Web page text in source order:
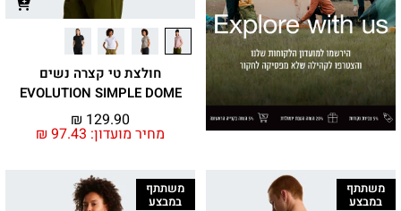
חולצת טי קצרה נשים
EVOLUTION SIMPLE DOME
מחיר מועדון: ₪ 97.43
₪ 129.90
משתתף
במבצע
משתתף
במבצע